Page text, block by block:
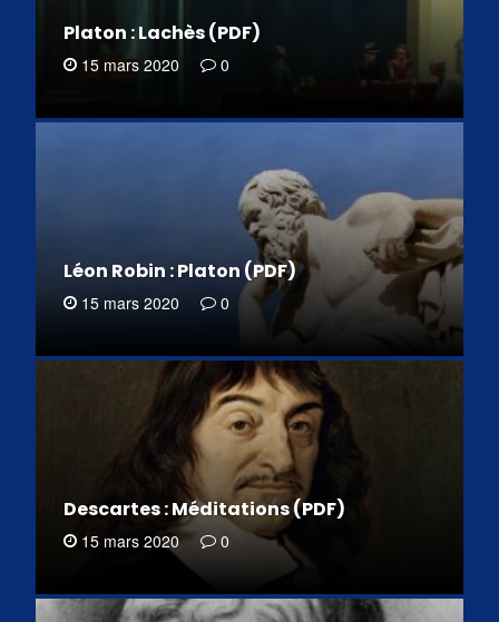
Platon : Lachès (PDF)
15 mars 2020 0
Léon Robin : Platon (PDF)
15 mars 2020 0
Descartes : Méditations (PDF)
15 mars 2020 0